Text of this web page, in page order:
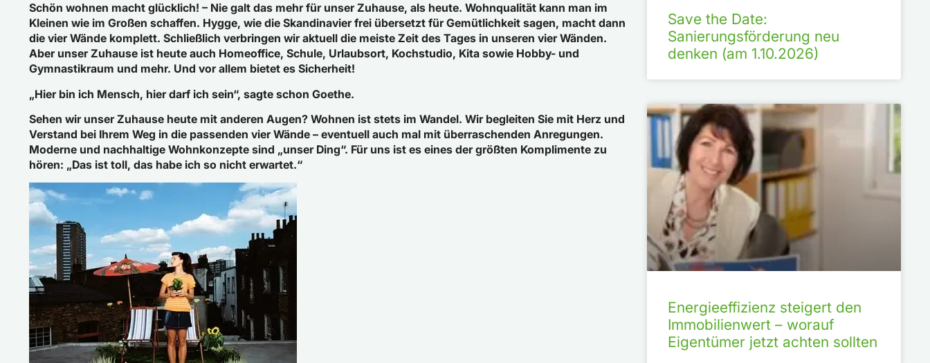
Save the Date:
Sanierungsförderung neu
denken (am 1.10.2026)
Energieeffizienz steigert den
Immobilienwert – worauf
Eigentümer jetzt achten sollten
Schön wohnen macht glücklich! – Nie galt das mehr für unser Zuhause, als heute. Wohnqualität kann man im
Kleinen wie im Großen schaffen. Hygge, wie die Skandinavier frei übersetzt für Gemütlichkeit sagen, macht dann
die vier Wände komplett. Schließlich verbringen wir aktuell die meiste Zeit des Tages in unseren vier Wänden.
Aber unser Zuhause ist heute auch Homeoffice, Schule, Urlaubsort, Kochstudio, Kita sowie Hobby- und
Gymnastikraum und mehr. Und vor allem bietet es Sicherheit!
„Hier bin ich Mensch, hier darf ich sein“, sagte schon Goethe.
Sehen wir unser Zuhause heute mit anderen Augen? Wohnen ist stets im Wandel. Wir begleiten Sie mit Herz und
Verstand bei Ihrem Weg in die passenden vier Wände – eventuell auch mal mit überraschenden Anregungen.
Moderne und nachhaltige Wohnkonzepte sind „unser Ding“. Für uns ist es eines der größten Komplimente zu
hören: „Das ist toll, das habe ich so nicht erwartet.“